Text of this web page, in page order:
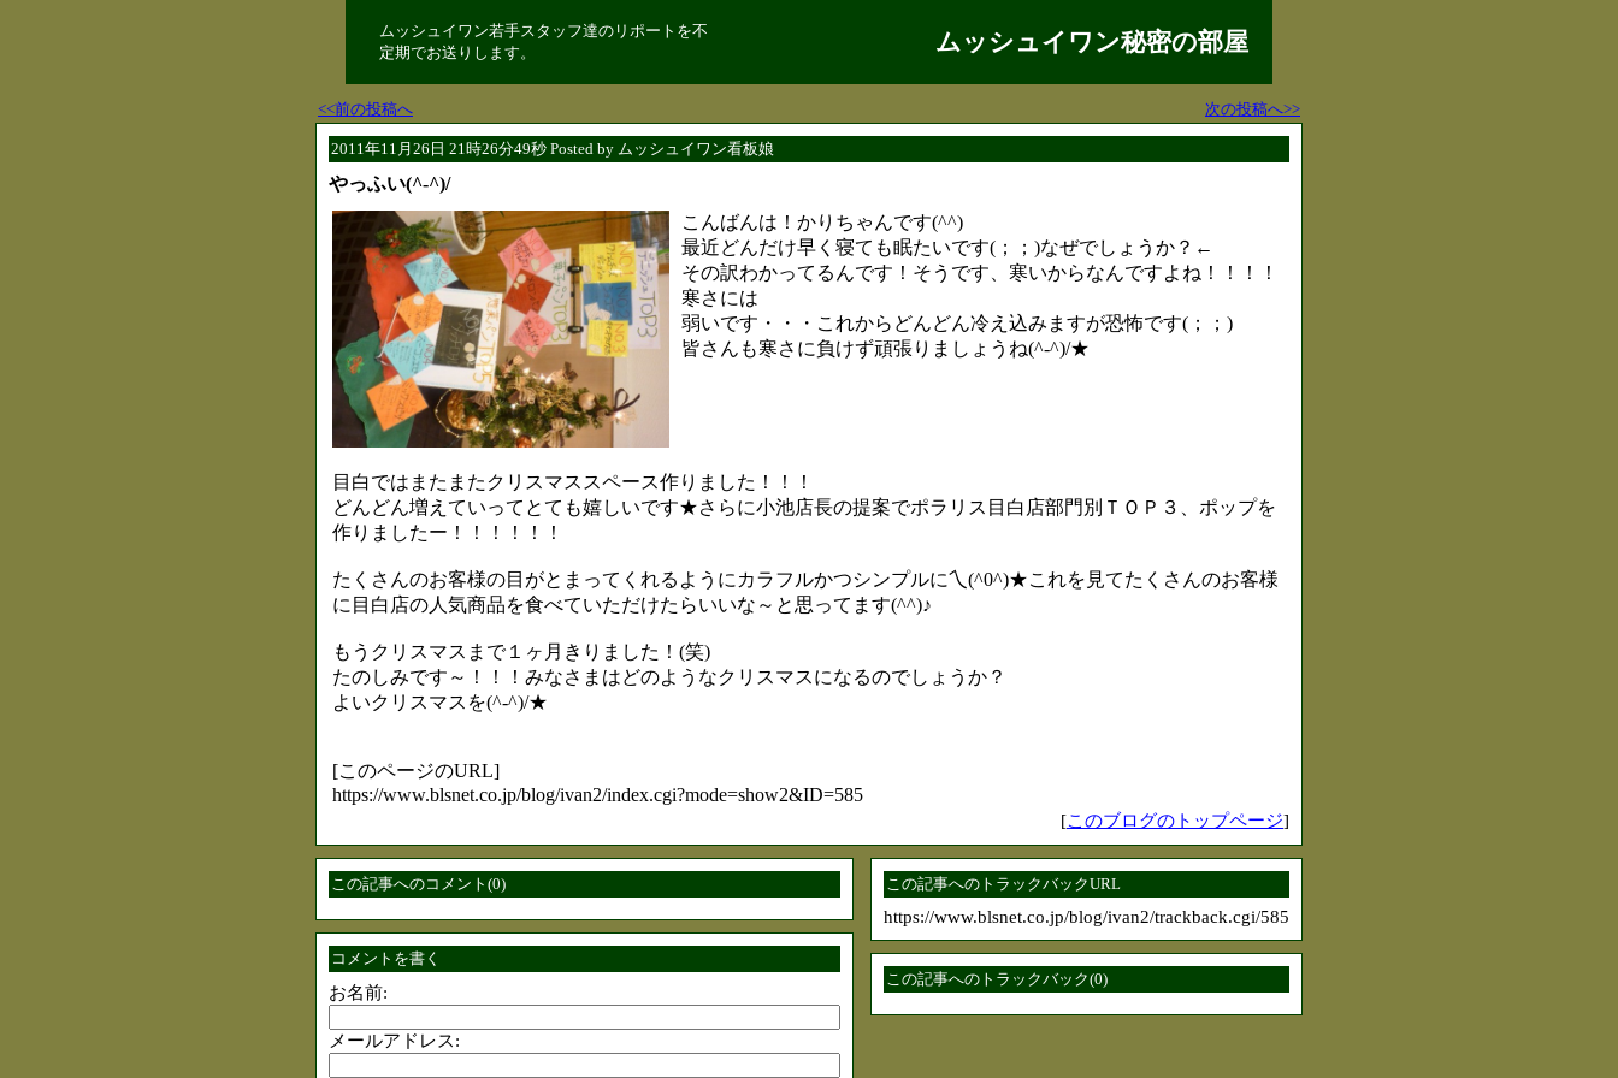
ムッシュイワン若手スタッフ達のリポートを不
定期でお送りします。
ムッシュイワン秘密の部屋
<<前の投稿へ 次の投稿へ>>
2011年11月26日 21時26分49秒 Posted by ムッシュイワン看板娘
やっふい(^-^)/
こんばんは！かりちゃんです(^^)
最近どんだけ早く寝ても眠たいです(；；)なぜでしょうか？←
その訳わかってるんです！そうです、寒いからなんですよね！！！！
寒さには
弱いです・・・これからどんどん冷え込みますが恐怖です(；；)
皆さんも寒さに負けず頑張りましょうね(^-^)/★
目白ではまたまたクリスマススペース作りました！！！
どんどん増えていってとても嬉しいです★さらに小池店長の提案でポラリス目白店部門別ＴＯＰ３、ポップを
作りましたー！！！！！！
たくさんのお客様の目がとまってくれるようにカラフルかつシンプルに乀(^0^)★これを見てたくさんのお客様
に目白店の人気商品を食べていただけたらいいな～と思ってます(^^)♪
もうクリスマスまで１ヶ月きりました！(笑)
たのしみです～！！！みなさまはどのようなクリスマスになるのでしょうか？
よいクリスマスを(^-^)/★
[このページのURL]
https://www.blsnet.co.jp/blog/ivan2/index.cgi?mode=show2&ID=585
[このブログのトップページ]
この記事へのコメント(0)
コメントを書く
お名前:
メールアドレス:
この記事へのトラックバックURL
https://www.blsnet.co.jp/blog/ivan2/trackback.cgi/585
この記事へのトラックバック(0)